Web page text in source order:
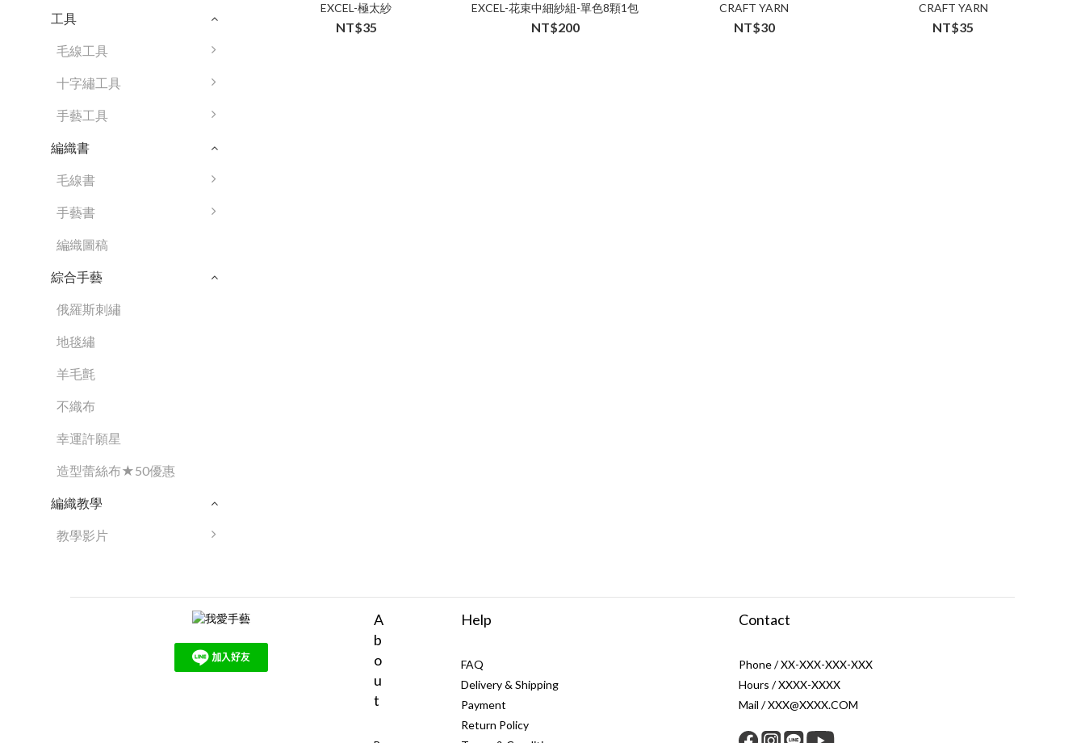
工具
毛線工具
十字繡工具
手藝工具
編織書
毛線書
手藝書
編織圖稿
綜合手藝
俄羅斯刺繡
地毯繡
羊毛氈
不織布
幸運許願星
造型蕾絲布★50優惠
編織教學
教學影片
EXCEL-極太紗
NT$35
EXCEL-花束中細紗組-單色8顆1包
NT$200
CRAFT YARN
NT$30
CRAFT YARN
NT$35
A
b
o
u
t
Help
FAQ
Delivery & Shipping
Payment
Return Policy
Contact
Phone / XX-XXX-XXX-XXX
Hours / XXXX-XXXX
Mail / XXX@XXXX.COM